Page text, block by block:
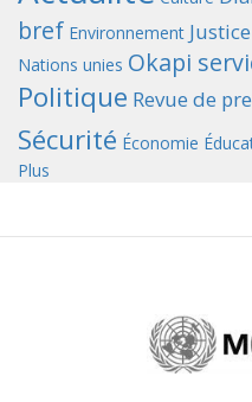
bref Environnement Justice
Nations unies Okapi
Politique Revue de
Sécurité Économie
Plus